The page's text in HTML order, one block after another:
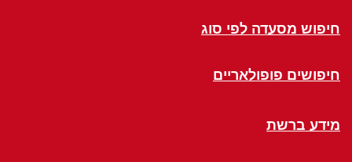
חיפוש מסעדה לפי סוג
חיפושים פופולאריים
מידע ברשת